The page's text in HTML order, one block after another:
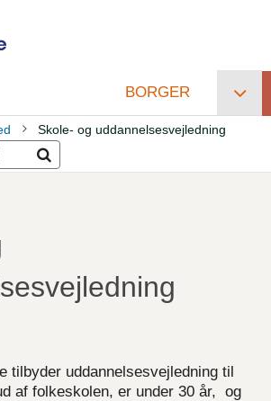
BORGER
Skole- og uddannelsesvejledning
tilbyder uddannelsesvejledning til
af folkeskolen, er under 30 år, og